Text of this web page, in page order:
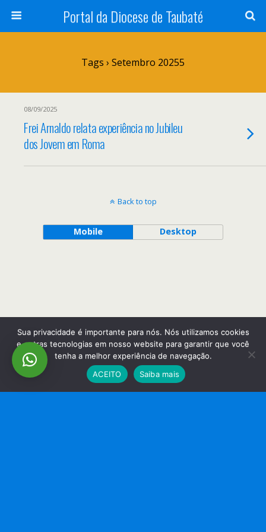
Portal da Diocese de Taubaté
Tags › Setembro 20255
08/09/2025
Frei Arnaldo relata experiência no Jubileu
dos Jovem em Roma
Back to top
Mobile Desktop
Sua privacidade é importante para nós. Nós utilizamos cookies
e outras tecnologias em nosso website para garantir que você
tenha a melhor experiência de navegação.
ACEITO
Saiba mais